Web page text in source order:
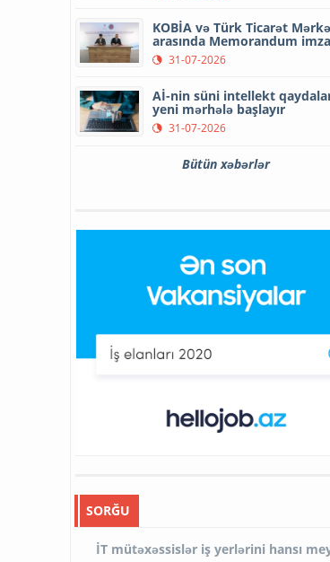
KOBİA və Türk Ticarət
arasında Memorandum
31-07-2026
Aİ-nin süni intellekt
yeni mərhələ başlayır
31-07-2026
Bütün xəbərlər
SORĞU
İT mütəxəssislər iş yerlərini hansı